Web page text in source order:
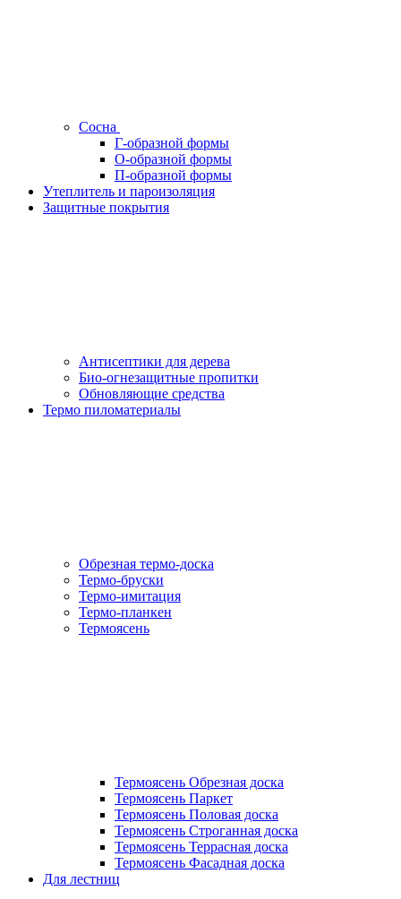
Сосна
Г-образной формы
О-образной формы
П-образной формы
Утеплитель и пароизоляция
Защитные покрытия
Антисептики для дерева
Био-огнезащитные пропитки
Обновляющие средства
Термо пиломатериалы
Обрезная термо-доска
Термо-бруски
Термо-имитация
Термо-планкен
Термоясень
Термоясень Обрезная доска
Термоясень Паркет
Термоясень Половая доска
Термоясень Строганная доска
Термоясень Террасная доска
Термоясень Фасадная доска
Для лестниц